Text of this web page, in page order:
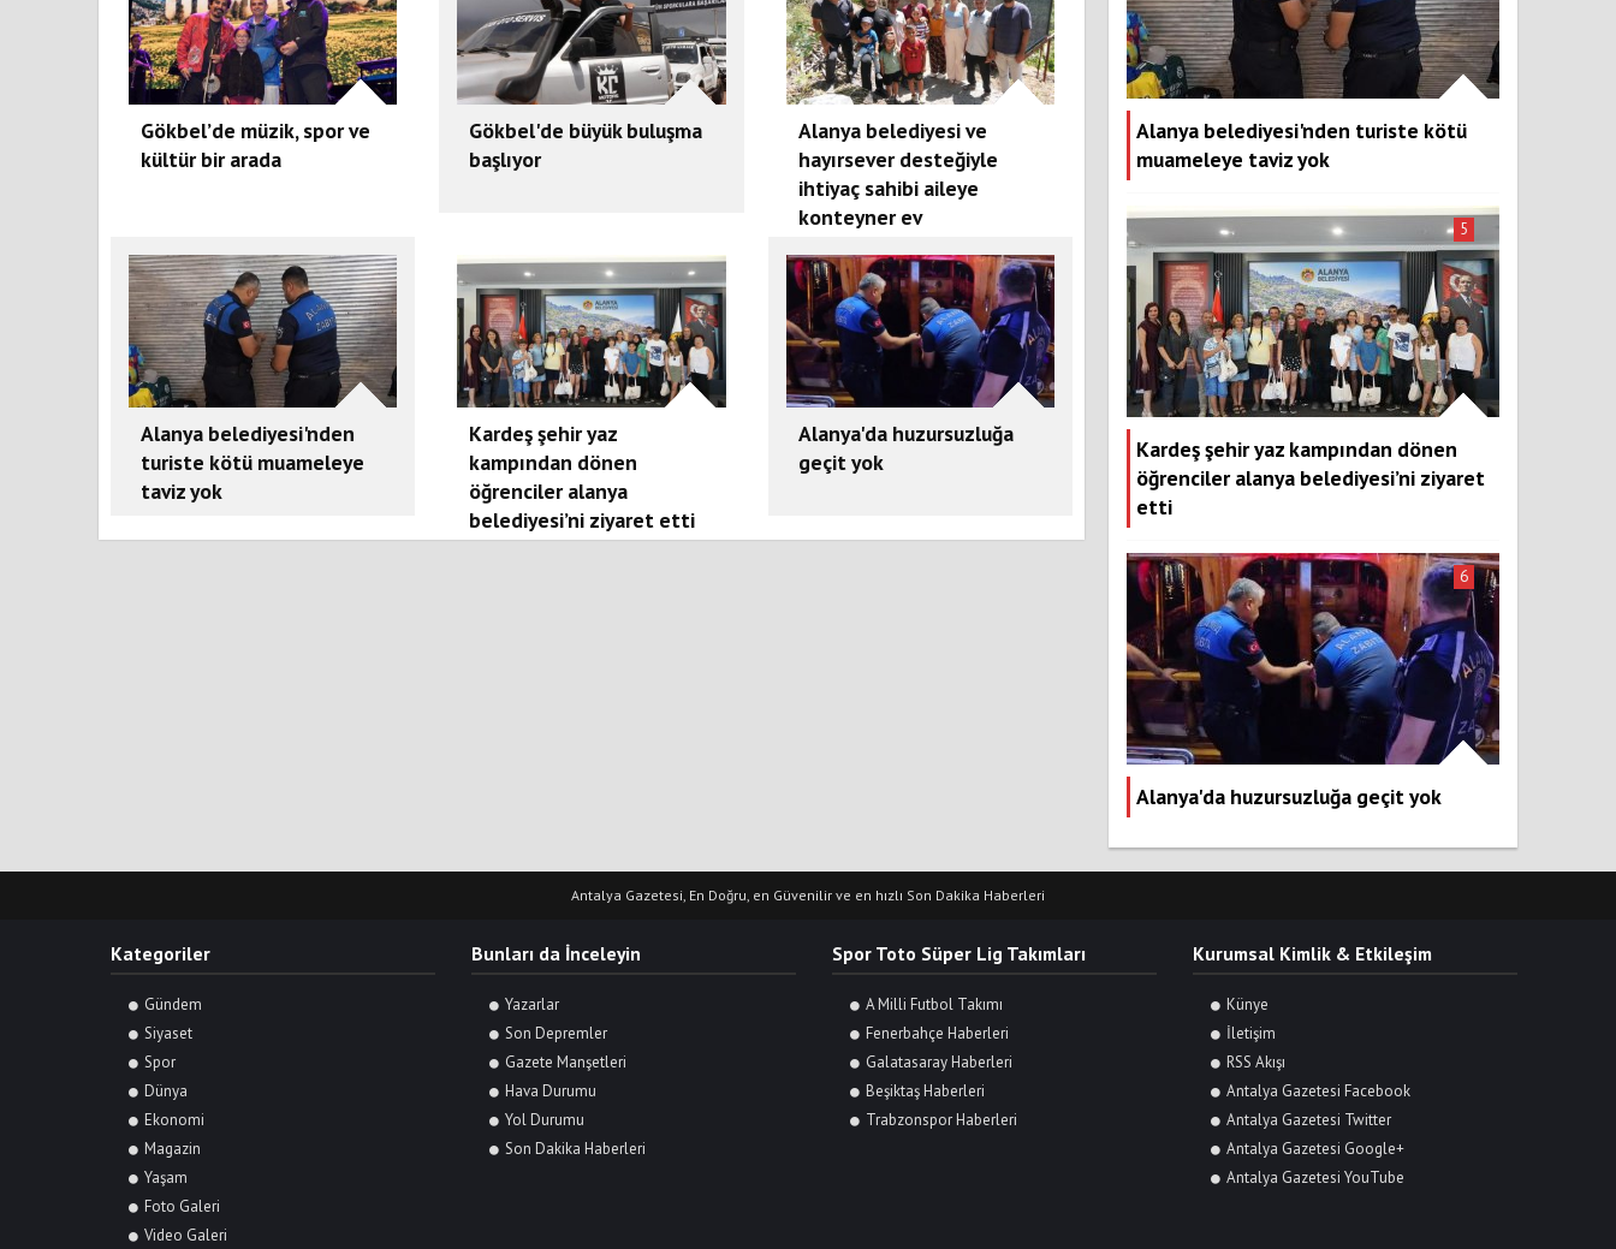
Gökbel’de müzik, spor ve
kültür bir arada
Gökbel'de büyük buluşma
başlıyor
Alanya belediyesi ve
hayırsever desteğiyle
ihtiyaç sahibi aileye
konteyner ev
Alanya belediyesi'nden
turiste kötü muameleye
taviz yok
Kardeş şehir yaz
kampından dönen
öğrenciler alanya
belediyesi’ni ziyaret etti
Alanya'da huzursuzluğa
geçit yok
Alanya belediyesi'nden turiste kötü
muameleye taviz yok
Kardeş şehir yaz kampından dönen
öğrenciler alanya belediyesi’ni ziyaret
etti
5
Alanya'da huzursuzluğa geçit yok
6
Antalya Gazetesi, En Doğru, en Güvenilir ve en hızlı Son Dakika Haberleri
Kategoriler
Gündem
Siyaset
Spor
Dünya
Ekonomi
Magazin
Yaşam
Foto Galeri
Video Galeri
Bunları da İnceleyin
Yazarlar
Son Depremler
Gazete Manşetleri
Hava Durumu
Yol Durumu
Son Dakika Haberleri
Spor Toto Süper Lig Takımları
A Milli Futbol Takımı
Fenerbahçe Haberleri
Galatasaray Haberleri
Beşiktaş Haberleri
Trabzonspor Haberleri
Kurumsal Kimlik & Etkileşim
Künye
İletişim
RSS Akışı
Antalya Gazetesi Facebook
Antalya Gazetesi Twitter
Antalya Gazetesi Google+
Antalya Gazetesi YouTube